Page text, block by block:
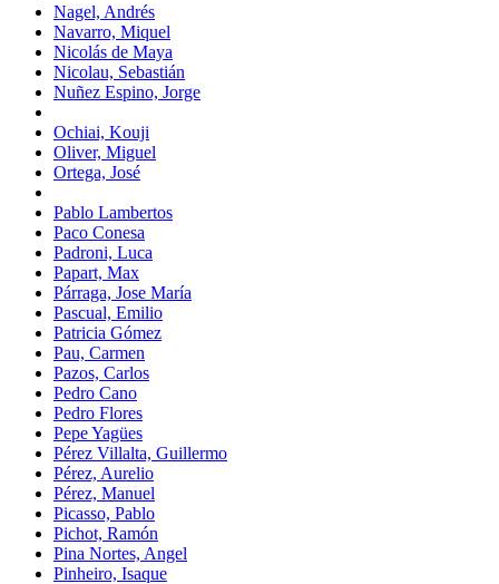
Nagel, Andrés
Navarro, Miquel
Nicolás de Maya
Nicolau, Sebastián
Nuñez Espino, Jorge
Ochiai, Kouji
Oliver, Miguel
Ortega, José
Pablo Lambertos
Paco Conesa
Padroni, Luca
Papart, Max
Párraga, Jose María
Pascual, Emilio
Patricia Gómez
Pau, Carmen
Pazos, Carlos
Pedro Cano
Pedro Flores
Pepe Yagües
Pérez Villalta, Guillermo
Pérez, Aurelio
Pérez, Manuel
Picasso, Pablo
Pichot, Ramón
Pina Nortes, Angel
Pinheiro, Isaque